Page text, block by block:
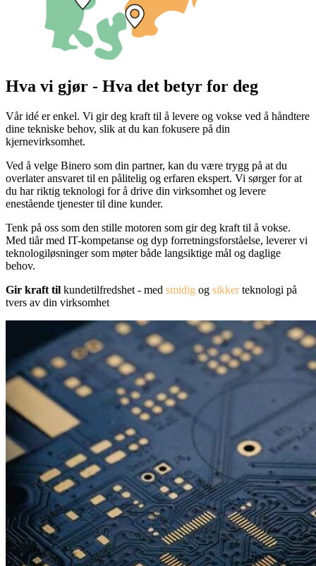
Hva vi gjør - Hva det betyr for deg
Vår idé er enkel. Vi gir deg kraft til å levere og vokse ved å håndtere
dine tekniske behov, slik at du kan fokusere på din
kjernevirksomhet.
Ved å velge Binero som din partner, kan du være trygg på at du
overlater ansvaret til en pålitelig og erfaren ekspert. Vi sørger for at
du har riktig teknologi for å drive din virksomhet og levere
enestående tjenester til dine kunder.
Tenk på oss som den stille motoren som gir deg kraft til å vokse.
Med tiår med IT-kompetanse og dyp forretningsforståelse, leverer vi
teknologiløsninger som møter både langsiktige mål og daglige
behov.
Gir kraft til kundetilfredshet - med smidig og sikkerteknologi på
tvers av din virksomhet